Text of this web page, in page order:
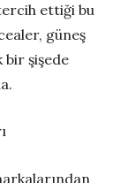
ettiği bu
güneş
bir şişede